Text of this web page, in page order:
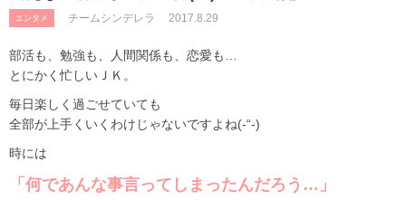
エンタメ チームシンデレラ 2017.8.29
部活も、勉強も、人間関係も、恋愛も…
とにかく忙しいＪＫ。
毎日楽しく過ごせていても
全部が上手くいくわけじゃないですよね(-“-)
時には
「何であんな事言ってしまったんだろう…」